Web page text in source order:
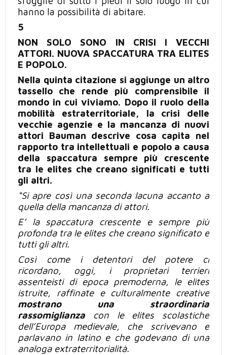
hanno la possibilità di abitare.
5
NON SOLO SONO IN CRISI I VECCHI
ATTORI. NUOVA SPACCATURA TRA ELITES
E POPOLO.
Nella quinta citazione si aggiunge un altro
tassello che rende più comprensibile il
mondo in cui viviamo. Dopo il ruolo della
mobilità estraterritoriale, la crisi delle
vecchie agenzie e la mancanza di nuovi
attori Bauman descrive cosa capita nel
rapporto tra intellettuali e popolo a causa
della spaccatura sempre più crescente
tra le elites che creano significati e tutti
gli altri.
“Si apre così una seconda lacuna accanto a
quella della mancanza di attori.
E’ la spaccatura crescente e sempre più
profonda tra le elites che creano significato e
tutti gli altri.
Così come i detentori del potere ci
ricordano, oggi, i proprietari terrieri
assenteisti di epoca premoderna, le elites
istruite, raffinate e culturalmente creative
mostrano una straordinaria
rassomiglianza
con le
elites scolastiche
dell’Europa medievale, che scrivevano e
parlavano in latino e che godevano di una
analoga extraterritorialità.